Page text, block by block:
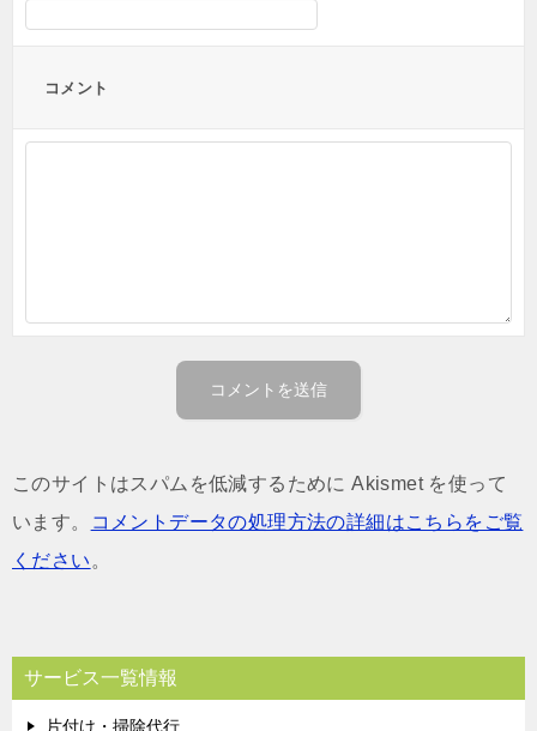
コメント
このサイトはスパムを低減するために Akismet を使って
います。
コメントデータの処理方法の詳細はこちらをご覧
ください 。
サービス一覧情報
片付け・掃除代行